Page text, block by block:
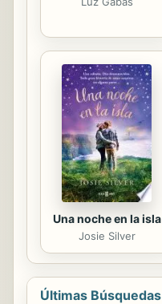
Una noche en la isla
Josie Silver
Últimas Búsquedas